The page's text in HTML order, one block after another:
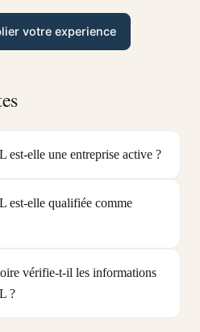
votre experience
elle une entreprise active ?
elle qualifiée comme
vérifie-t-il les informations
?